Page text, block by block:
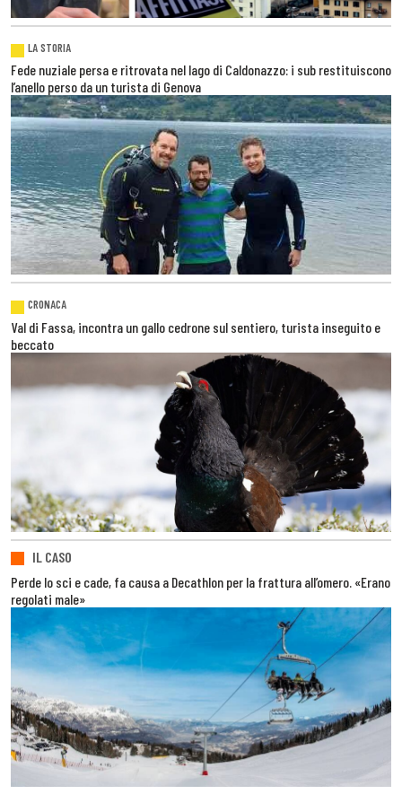
LA STORIA
Fede nuziale persa e ritrovata nel lago di Caldonazzo: i sub restituiscono
l’anello perso da un turista di Genova
CRONACA
Val di Fassa, incontra un gallo cedrone sul sentiero, turista inseguito e
beccato
IL CASO
Perde lo sci e cade, fa causa a Decathlon per la frattura all’omero. «Erano
regolati male»